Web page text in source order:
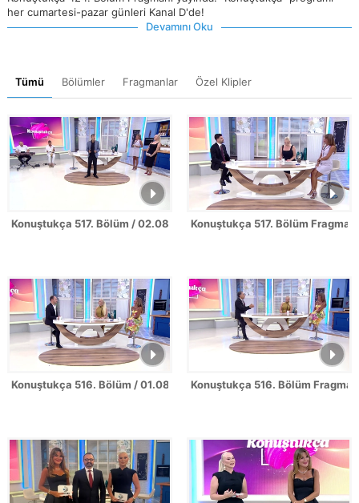
her cumartesi-pazar günleri Kanal D'de!
Devamını Oku
Tümü Bölümler Fragmanlar Özel Klipler
Konuştukça 517. Bölüm / 02.08.2026Konuştukça 517. Bölüm Fragmanı
Konuştukça 516. Bölüm / 01.08.2026Konuştukça 516. Bölüm